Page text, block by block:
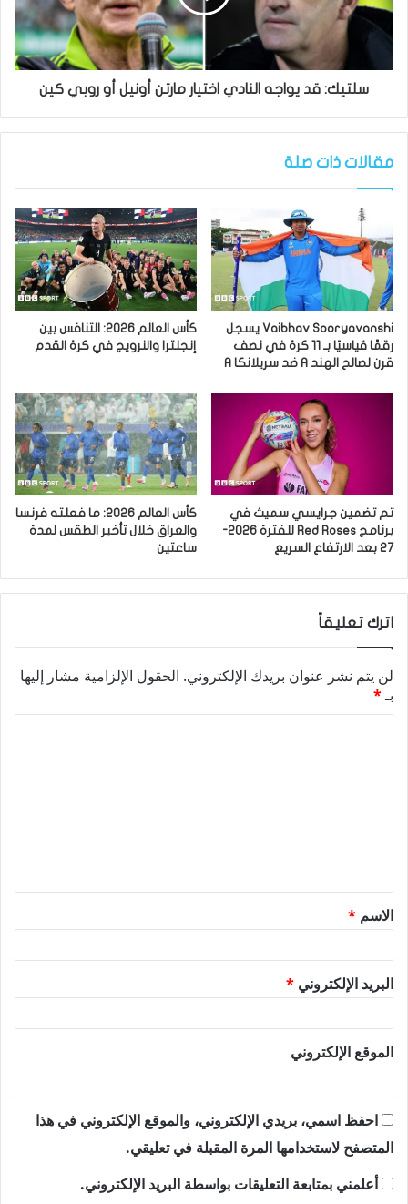
سلتيك: قد يواجه النادي اختيار مارتن أونيل أو روبي كين
مقالات ذات صلة
Vaibhav Sooryavanshi يسجل
رقمًا قياسيًا بـ 11 كرة في نصف
قرن لصالح الهند A ضد سريلانكا A
كأس العالم 2026: التنافس بين
إنجلترا والنرويج في كرة القدم
تم تضمين جرايسي سميث في
برنامج Red Roses للفترة 2026-
27 بعد الارتفاع السريع
كأس العالم 2026: ما فعلته فرنسا
والعراق خلال تأخير الطقس لمدة
ساعتين
اترك تعليقاً
لن يتم نشر عنوان بريدك الإلكتروني. الحقول الإلزامية مشار إليها
بـ*
ق
*
الاسم *
البريد الإلكتروني *
الموقع الإلكتروني
احفظ اسمي، بريدي الإلكتروني، والموقع الإلكتروني في هذا
المتصفح لاستخدامها المرة المقبلة في تعليقي.
أعلمني بمتابعة التعليقات بواسطة البريد الإلكتروني.